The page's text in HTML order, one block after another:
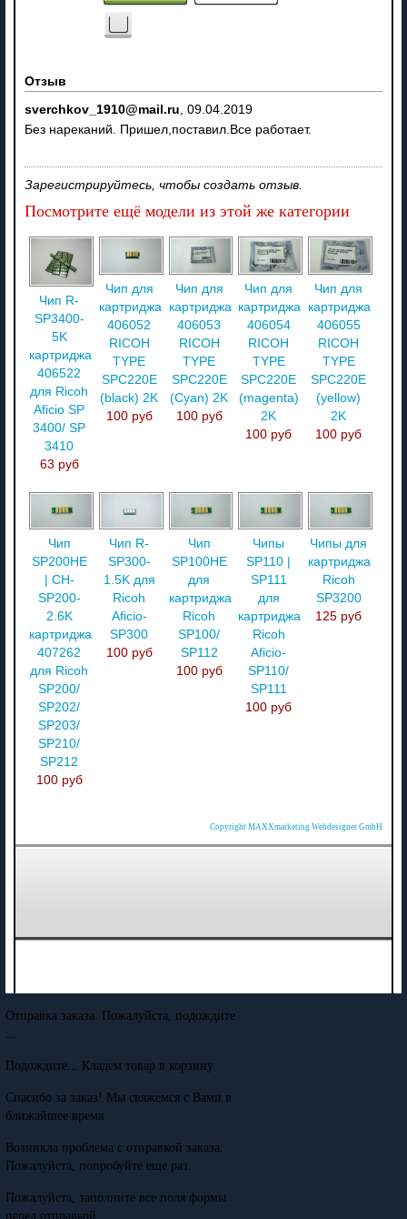
Отзыв
sverchkov_1910@mail.ru, 09.04.2019
Без нареканий. Пришел,поставил.Все работает.
Зарегистрируйтесь, чтобы создать отзыв.
Посмотрите ещё модели из этой же категории
Чип R-
SP3400-
5K
картриджа
406522
для Ricoh
Aficio SP
3400/ SP
3410
63 руб
Чип для
картриджа
406052
RICOH
TYPE
SPC220E
(black) 2K
100 руб
Чип для
картриджа
406053
RICOH
TYPE
SPC220E
(Cyan) 2K
100 руб
Чип для
картриджа
406054
RICOH
TYPE
SPC220E
(magenta)
2K
100 руб
Чип для
картриджа
406055
RICOH
TYPE
SPC220E
(yellow)
2K
100 руб
Чип
SP200HE
| CH-
SP200-
2.6K
картриджа
407262
для Ricoh
SP200/
SP202/
SP203/
SP210/
SP212
100 руб
Чип R-
SP300-
1.5K для
Ricoh
Aficio-
SP300
100 руб
Чип
SP100HE
для
картриджа
Ricoh
SP100/
SP112
100 руб
Чипы
SP110 |
SP111
для
картриджа
Ricoh
Aficio-
SP110/
SP111
100 руб
Чипы для
картриджа
Ricoh
SP3200
125 руб
Copyright MAXXmarketing Webdesigner GmbH
Отправка заказа. Пожалуйста, подождите
Подождите... Кладем товар в корзину
Спасибо за заказ! Мы свяжемся с Вами в
ближайшее время
Возникла проблема с отправкой заказа.
Пожалуйста, попробуйте еще раз.
Пожалуйста, заполните все поля формы
перед отправкой.